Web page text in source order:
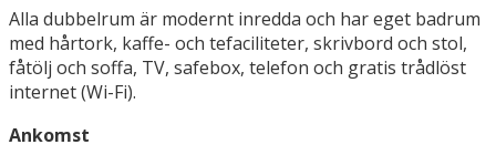
Alla dubbelrum är modernt inredda och har eget badrum
med hårtork, kaffe- och tefaciliteter, skrivbord och stol,
fåtölj och soffa, TV, safebox, telefon och gratis trådlöst
internet (Wi-Fi).
Ankomst